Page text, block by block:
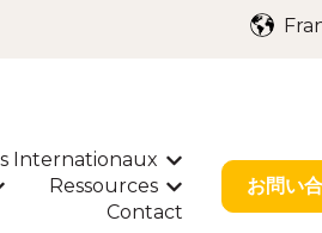
menu pour Services
Internationaux
Afficher le
pour Solutions Sectorielles
le sous-menu pour À
Ressources
Afficher le
Contact
お問い